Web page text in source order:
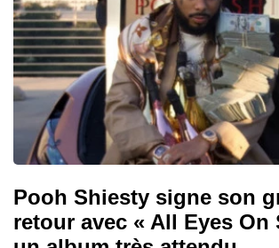
Pooh Shiesty signe son
retour avec « All Eyes On